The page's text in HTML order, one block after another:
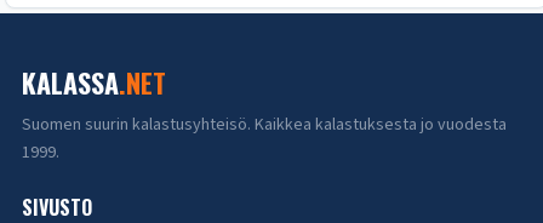
KALASSA.NET
Suomen suurin kalastusyhteisö. Kaikkea kalastuksesta jo vuodesta
1999.
SIVUSTO